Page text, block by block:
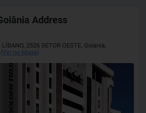
Address
LÍBANO, 2526 SETOR OESTE, Goiania,
(Ver no Mapa)